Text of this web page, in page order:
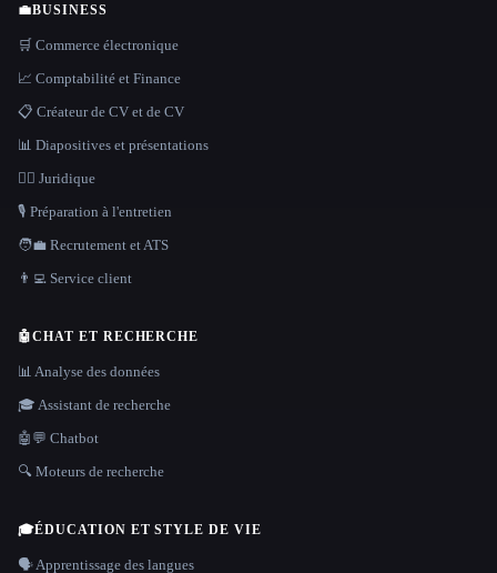
💼BUSINESS
🛒 Commerce électronique
📈 Comptabilité et Finance
📋 Créateur de CV et de CV
📊 Diapositives et présentations
👩‍⚖️ Juridique
🎙️ Préparation à l'entretien
🧑‍💼 Recrutement et ATS
👨‍💻 Service client
🤖CHAT ET RECHERCHE
📊 Analyse des données
🎓 Assistant de recherche
🤖💬 Chatbot
🔍 Moteurs de recherche
🎓ÉDUCATION ET STYLE DE VIE
🗣️ Apprentissage des langues